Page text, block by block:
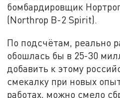
бомбардировщик
(Northrop B-2 Spirit).
По подсчётам, реально
обошлась бы в 25-30
добавить к этому
смекалку при новых
работах, можно смело